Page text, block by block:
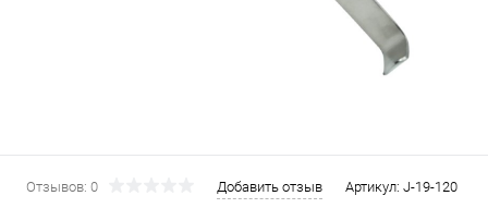
Отзывов: 0 Добавить отзыв Артикул: J-19-120